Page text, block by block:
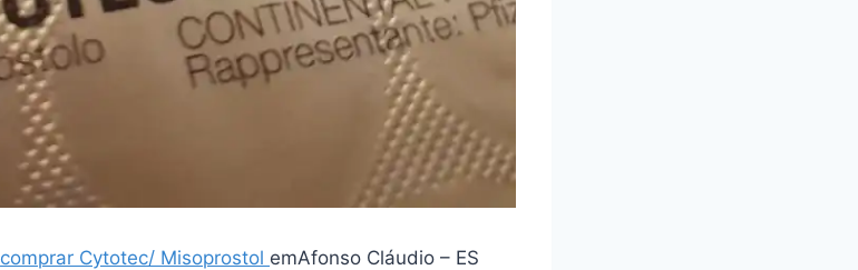
comprar Cytotec/ Misoprostol emAfonso Cláudio – ES